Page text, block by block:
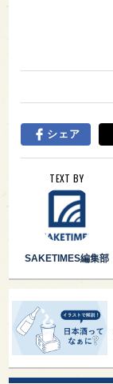
シェア
TEXT BY
SAKETIMES編集部